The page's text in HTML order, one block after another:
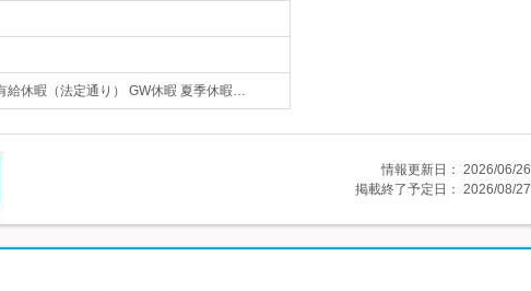
給休暇（法定通り） GW休暇 夏季休暇…
情報更新日： 2026/06/26
掲載終了予定日： 2026/08/27